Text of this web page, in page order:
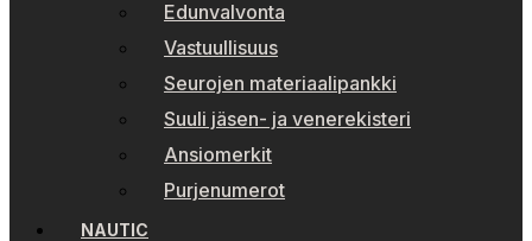
Edunvalvonta
Vastuullisuus
Seurojen materiaalipankki
Suuli jäsen- ja venerekisteri
Ansiomerkit
Purjenumerot
NAUTIC